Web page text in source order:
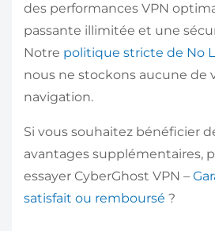
des performances VPN
passante illimitée et une
Notre politique stricte de No
nous ne stockons aucune de
navigation.
Si vous souhaitez bénéficier
avantages supplémentaires,
essayer CyberGhost VPN –
satisfait ou remboursé ?